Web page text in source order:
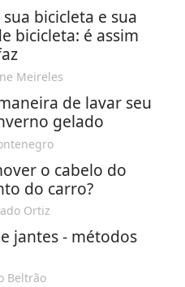
bicicleta e sua
bicicleta: é assim
Meireles
de lavar seu
gelado
o cabelo do
do carro?
Ortiz
jantes - métodos
Beltrão